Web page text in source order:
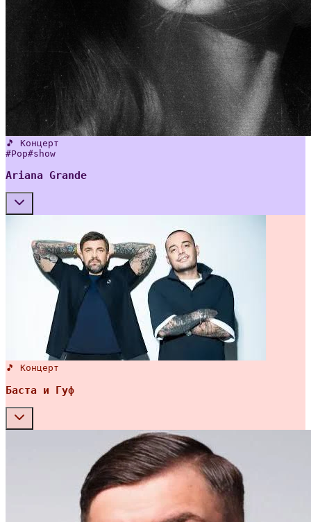
🎵 Концерт
#Pop#show
Ariana Grande
🎵 Концерт
Баста и Гуф